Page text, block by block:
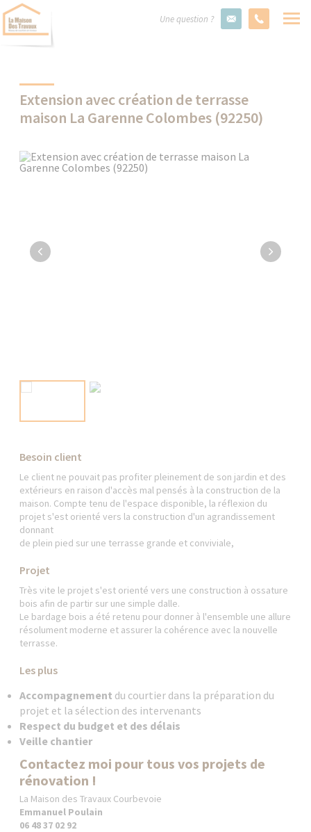
Une question ?
Extension avec création de terrasse
maison La Garenne Colombes (92250)
Besoin client
Le client ne pouvait pas profiter pleinement de son jardin et des
extérieurs en raison d'accès mal pensés à la construction de la
maison. Compte tenu de l'espace disponible, la réflexion du
projet s'est orienté vers la construction d'un agrandissement
donnant
de plein pied sur une terrasse grande et conviviale,
Projet
Très vite le projet s'est orienté vers une construction à ossature
bois afin de partir sur une simple dalle.
Le bardage bois a été retenu pour donner à l'ensemble une allure
résolument moderne et assurer la cohérence avec la nouvelle
terrasse.
Les plus
Accompagnement du courtier dans la préparation du
projet et la sélection des intervenants
Respect du budget et des délais
Veille chantier
Contactez moi pour tous vos projets de
rénovation !
La Maison des Travaux Courbevoie
Emmanuel Poulain
06 48 37 02 92